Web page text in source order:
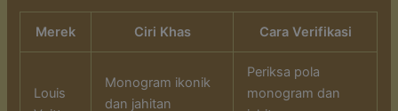
Merek Ciri Khas Cara Verifikasi
Louis
Monogram ikonik
dan jahitan
Periksa pola
monogram dan